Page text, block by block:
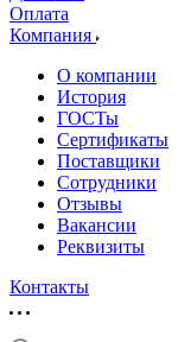
Оплата
Компания
О компании
История
ГОСТы
Сертификаты
Поставщики
Сотрудники
Отзывы
Вакансии
Реквизиты
Контакты